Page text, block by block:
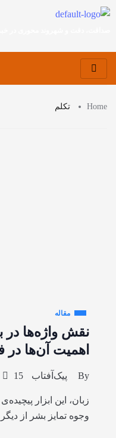
Home تکلم
مقاله
نقش واژه‌ها در
اهمیت آن‌ها در
By پیک‌آفتاب 15 ثور 1404
زبان، این ابزار
وجوه تمایز بشر از